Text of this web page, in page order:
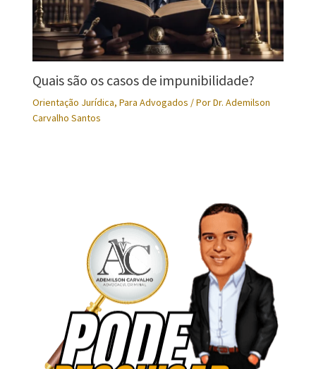
Quais são os casos de impunibilidade?
Orientação Jurídica, Para Advogados / PorDr. Ademilson
Carvalho Santos